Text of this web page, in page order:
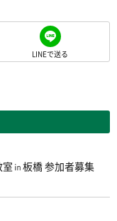
LINEで送る
㏌板橋 参加者募集